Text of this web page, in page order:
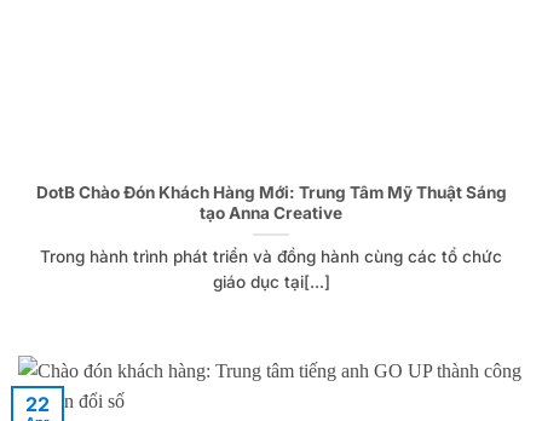
DotB Chào Đón Khách Hàng Mới: Trung Tâm Mỹ Thuật Sáng
tạo Anna Creative
Trong hành trình phát triển và đồng hành cùng các tổ chức
giáo dục tại[...]
22